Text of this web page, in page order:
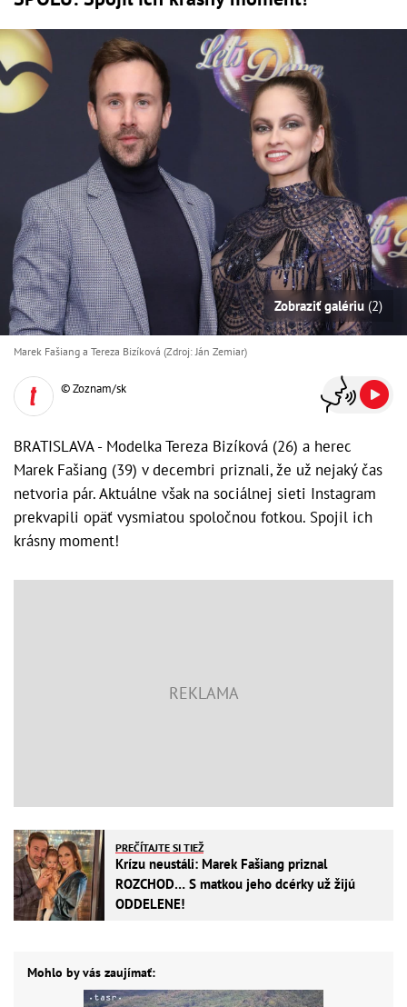
Zobraziť galériu (2)
Marek Fašiang a Tereza Bizíková (Zdroj: Ján Zemiar)
© Zoznam/sk
BRATISLAVA - Modelka Tereza Bizíková (26) a herec
Marek Fašiang (39) v decembri priznali, že už nejaký čas
netvoria pár. Aktuálne však na sociálnej sieti Instagram
prekvapili opäť vysmiatou spoločnou fotkou. Spojil ich
krásny moment!
PREČÍTAJTE SI TIEŽ
Krízu neustáli: Marek Fašiang priznal
ROZCHOD… S matkou jeho dcérky už žijú
ODDELENE!
Mohlo by vás zaujímať: